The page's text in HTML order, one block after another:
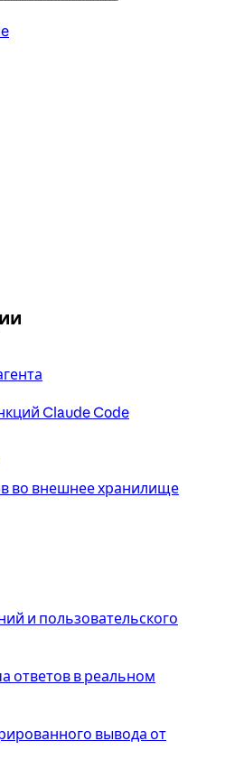
Claude Code
во внешнее хранилище
и пользовательского
ответов в реальном
вывода от